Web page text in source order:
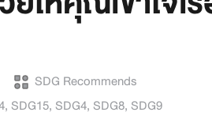
SDG Recommends
, SDG15, SDG4, SDG8, SDG9